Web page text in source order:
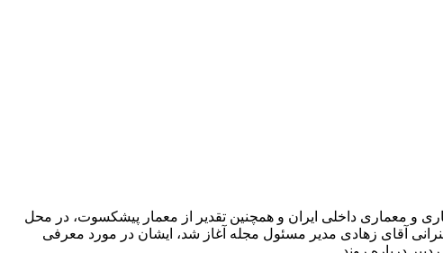
سال ۱۴۰۲ ، مراسم اهدای جوایز پانزدهمین جایزه معماری و معماری داخلی ایران و همچنین تقدیر از معمار پیشکسوت، در محل
آقای زهادی مدیر مسئول مجله آغاز شد، ایشان در مورد معرفی